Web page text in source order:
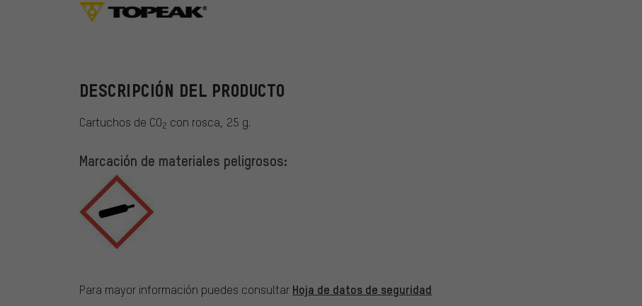
DESCRIPCIÓN DEL PRODUCTO
Cartuchos de CO2 con rosca, 25 g.
Marcación de materiales peligrosos:
Para mayor información puedes consultar Hoja de datos de seguridad